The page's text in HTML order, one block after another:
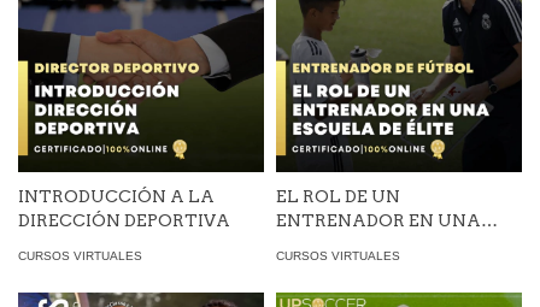
INTRODUCCIÓN A LA
DIRECCIÓN DEPORTIVA
CURSOS VIRTUALES
EL ROL DE UN
ENTRENADOR EN UNA
CURSOS VIRTUALES